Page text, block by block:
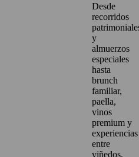
Desde
recorridos
y
almuerzos
especiales
hasta
brunch
familiar,
paella,
vinos
premium y
experiencias
entre
viñedos,